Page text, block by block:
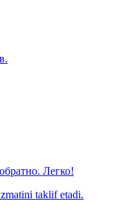
Легко!
taklif etadi.